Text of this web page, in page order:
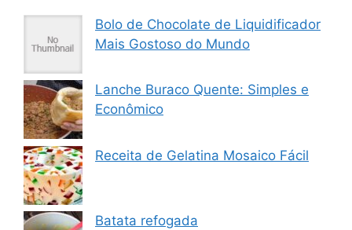
Bolo de Chocolate de Liquidificador
Mais Gostoso do Mundo
Lanche Buraco Quente: Simples e
Econômico
Receita de Gelatina Mosaico Fácil
Batata refogada